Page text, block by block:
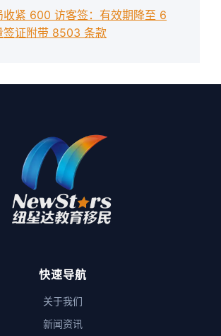
收紧 600 访客签：有效期降至 6
签证附带 8503 条款
快速导航
关于我们
新闻资讯